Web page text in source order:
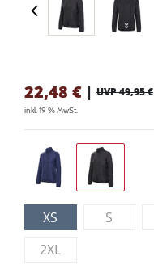
22,48 € | UVP 49,95 €
inkl. 19 % MwSt.
XS S
2XL